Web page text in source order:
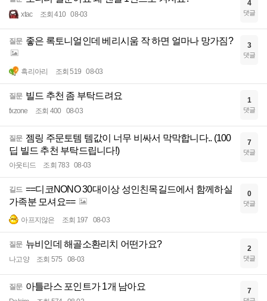
xtac 조회 410 08-03
4
댓글
질문 좋은 록토니얼인데 베리시움 작 하면 얼마나 망가짐?
흑리아리 조회 519 08-03
3
댓글
질문 빌드 추천 좀 부탁드려요
fxzone 조회 400 08-03
1
댓글
질문 젬링 주문토템 템값이 너무 비싸서 막막합니다.. (100
딥 빌드 추천 부탁드립니다!)
아웃티드 조회 783 08-03
7
댓글
길드 ==디코NONO 30대이상 성인친목길드에서 함께하실
가족분 모셔요==
아프지않은 조회 197 08-03
0
댓글
질문 뉴비인데 해골소환리치 어떤가요?
나고양 조회 575 08-03
2
댓글
질문 아틀라스 포인트가 1개 남아요 7